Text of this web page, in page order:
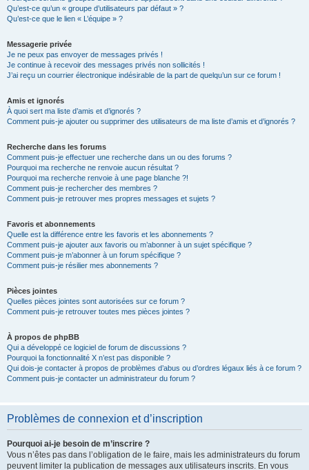
Qu’est-ce qu’un « groupe d’utilisateurs par défaut » ?
Qu’est-ce que le lien « L’équipe » ?
Messagerie privée
Je ne peux pas envoyer de messages privés !
Je continue à recevoir des messages privés non sollicités !
J’ai reçu un courrier électronique indésirable de la part de quelqu’un sur ce forum !
Amis et ignorés
À quoi sert ma liste d’amis et d’ignorés ?
Comment puis-je ajouter ou supprimer des utilisateurs de ma liste d’amis et d’ignorés ?
Recherche dans les forums
Comment puis-je effectuer une recherche dans un ou des forums ?
Pourquoi ma recherche ne renvoie aucun résultat ?
Pourquoi ma recherche renvoie à une page blanche ?!
Comment puis-je rechercher des membres ?
Comment puis-je retrouver mes propres messages et sujets ?
Favoris et abonnements
Quelle est la différence entre les favoris et les abonnements ?
Comment puis-je ajouter aux favoris ou m’abonner à un sujet spécifique ?
Comment puis-je m’abonner à un forum spécifique ?
Comment puis-je résilier mes abonnements ?
Pièces jointes
Quelles pièces jointes sont autorisées sur ce forum ?
Comment puis-je retrouver toutes mes pièces jointes ?
À propos de phpBB
Qui a développé ce logiciel de forum de discussions ?
Pourquoi la fonctionnalité X n’est pas disponible ?
Qui dois-je contacter à propos de problèmes d’abus ou d’ordres légaux liés à ce forum ?
Comment puis-je contacter un administrateur du forum ?
Problèmes de connexion et d’inscription
Pourquoi ai-je besoin de m’inscrire ?
Vous n’êtes pas dans l’obligation de le faire, mais les administrateurs du forum
peuvent limiter la publication de messages aux utilisateurs inscrits. En vous